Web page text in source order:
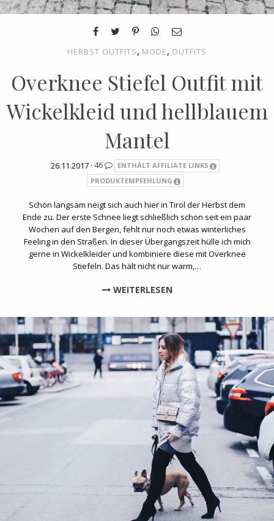
HERBST OUTFITS, MODE, OUTFITS
Overknee Stiefel Outfit mit
Wickelkleid und hellblauem
Mantel
26.11.2017 · 46
ENTHÄLT AFFILIATE LINKS
PRODUKTEMPFEHLUNG
Schön langsam neigt sich auch hier in Tirol der Herbst dem
Ende zu. Der erste Schnee liegt schließlich schon seit ein paar
Wochen auf den Bergen, fehlt nur noch etwas winterliches
Feeling in den Straßen. In dieser Übergangszeit hülle ich mich
gerne in Wickelkleider und kombiniere diese mit Overknee
Stiefeln. Das hält nicht nur warm,…
WEITERLESEN